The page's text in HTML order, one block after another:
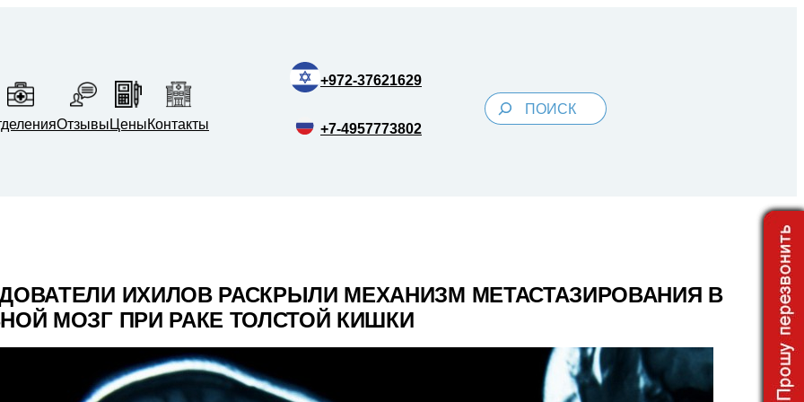
Отзывы ЦеныКонтакты
+972-37621629
+7-4957773802
Поиск
ИХИЛОВ РАСКРЫЛИ МЕХАНИЗМ МЕТАСТАЗИРОВАНИЯ В
МОЗГ ПРИ РАКЕ ТОЛСТОЙ КИШКИ